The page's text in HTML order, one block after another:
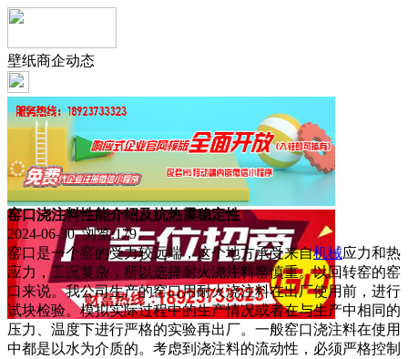
壁纸商企动态
窑口浇注料性能介绍及抗热震稳定性
2024-06-30 浏览:179
窑口是一个窑的受力较远端，这个地方承受来自机械应力和热
应力，工况复杂，所以选择耐火浇注料窑慎重。以回转窑的窑
口来说。我公司生产的窑口用耐火浇注料在出厂使用前，进行
试块检验。模拟实际过程中的生产情况或者在与生产中相同的
压力、温度下进行严格的实验再出厂。一般窑口浇注料在使用
中都是以水为介质的。考虑到浇注料的流动性，必须严格控制